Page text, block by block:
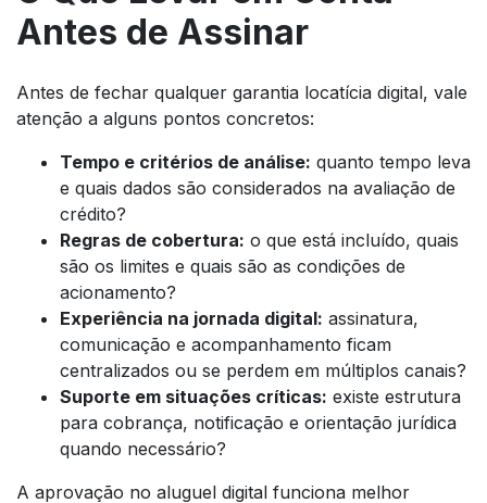
Antes de Assinar
Antes de fechar qualquer garantia locatícia digital, vale
atenção a alguns pontos concretos:
Tempo e critérios de análise: quanto tempo leva
e quais dados são considerados na avaliação de
crédito?
Regras de cobertura: o que está incluído, quais
são os limites e quais são as condições de
acionamento?
Experiência na jornada digital: assinatura,
comunicação e acompanhamento ficam
centralizados ou se perdem em múltiplos canais?
Suporte em situações críticas: existe estrutura
para cobrança, notificação e orientação jurídica
quando necessário?
A aprovação no aluguel digital funciona melhor